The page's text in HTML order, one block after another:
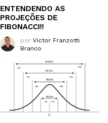
ENTENDENDO AS
PROJEÇÕES DE
FIBONACCI!!
por Victor Franzotti
Branco